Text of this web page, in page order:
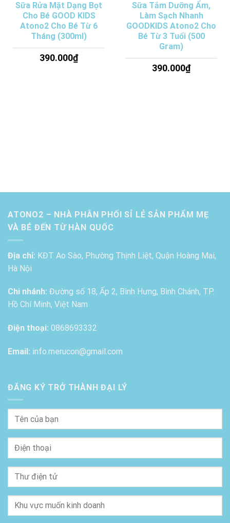
Sữa Rửa Mặt Dạng Bọt
Cho Bé GOOD KIDS
Atono2 Cho Bé Từ 6
Tháng (300ml)
390.000₫
Sữa Tắm Dưỡng Ẩm,
Làm Sạch Nhanh
GOODKIDS Atono2 Cho
Bé Từ 3 Tuổi (500
Gram)
390.000₫
ATONO2 – NHÀ PHÂN PHỐI SỈ LẺ SẢN PHẨM MẸ
VÀ BÉ ĐẾN TỪ HÀN QUỐC
Địa chỉ: KĐT Ao Sào, Phường Thịnh Liệt, Quận Hoàng Mai,
Hà Nội
Chi nhánh: Đường số 18, Ấp 2, Bình Hưng, Bình Chánh, TP.
Hồ Chí Minh, Việt Nam
Điện thoại: 0868693332
Email: info.merucon@gmail.com
ĐĂNG KÝ TRỞ THÀNH ĐẠI LÝ